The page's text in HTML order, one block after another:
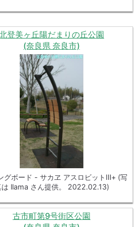
登美ヶ丘陽だまりの丘公園
(奈良県 奈良市)
グボード - サカヱ アスロビットⅢ+ (写
は llama さん提供。 2022.02.13)
古市町第9号街区公園